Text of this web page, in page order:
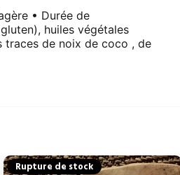
• Durée de
huiles végétales
traces de noix de coco , de
Rupture de stock